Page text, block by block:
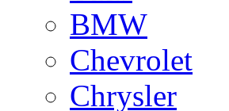
BMW
Chevrolet
Chrysler